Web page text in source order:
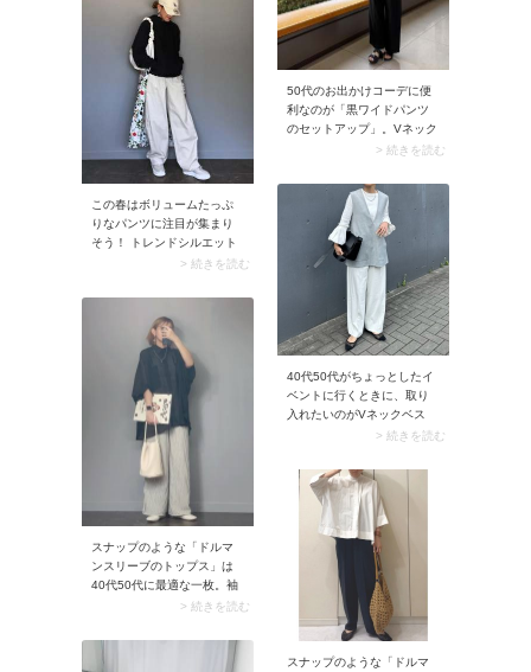
トアイテムで取り入れれ
ば、ダボッとしたパンツも
きれいめに着こなせます
50代のお出かけコーデに便
利なのが「黒ワイドパンツ
のセットアップ」。Vネック
のノースリーブトップスで
なせますよ。大人っぽい黒
色のおかげで肌見せ感が落
ち着いて、サラリとした装
> 続きを読む
この春はボリュームたっぷ
りなパンツに注目が集まり
そう！ トレンドシルエット
のパンツを穿けば一気にあ
取り入れるときはモノトー
ンやワントーンでコーデを
まとめるのがおすすめ。洗
練感が出て大人っぽく着こ
なせます。
> 続きを読む
40代50代がちょっとしたイ
ベントに行くときに、取り
入れたいのがVネックベス
ト。中でも深いVネックでフ
ンを選びましょう。すっき
りと見えるのはもちろん、
ウエスト周りをしっかりカ
バーできるのが嬉しい一着
> 続きを読む
スナップのような「ドルマ
ンスリーブのトップス」は
40代50代に最適な一枚。袖
下～身幅の作りが広く、リ
上にお腹周りも目立ちませ
ん。またゆるっとしたシル
> 続きを読む
スナップのような「ドルマ